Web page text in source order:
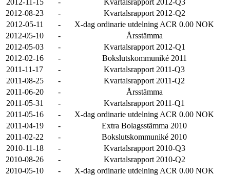
2012-11-15
-
Kvartalsrapport 2012-Q3
2012-08-23
-
Kvartalsrapport 2012-Q2
2012-05-11
-
X-dag ordinarie utdelning ACR 0.00 NOK
2012-05-10
-
Årsstämma
2012-05-03
-
Kvartalsrapport 2012-Q1
2012-02-16
-
Bokslutskommuniké 2011
2011-11-17
-
Kvartalsrapport 2011-Q3
2011-08-25
-
Kvartalsrapport 2011-Q2
2011-06-20
-
Årsstämma
2011-05-31
-
Kvartalsrapport 2011-Q1
2011-05-16
-
X-dag ordinarie utdelning ACR 0.00 NOK
2011-04-19
-
Extra Bolagsstämma 2010
2011-02-22
-
Bokslutskommuniké 2010
2010-11-18
-
Kvartalsrapport 2010-Q3
2010-08-26
-
Kvartalsrapport 2010-Q2
2010-05-10
-
X-dag ordinarie utdelning ACR 0.00 NOK